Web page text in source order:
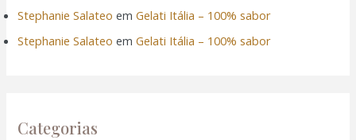
Stephanie Salateo emGelati Itália – 100% sabor
Stephanie Salateo emGelati Itália – 100% sabor
Categorias